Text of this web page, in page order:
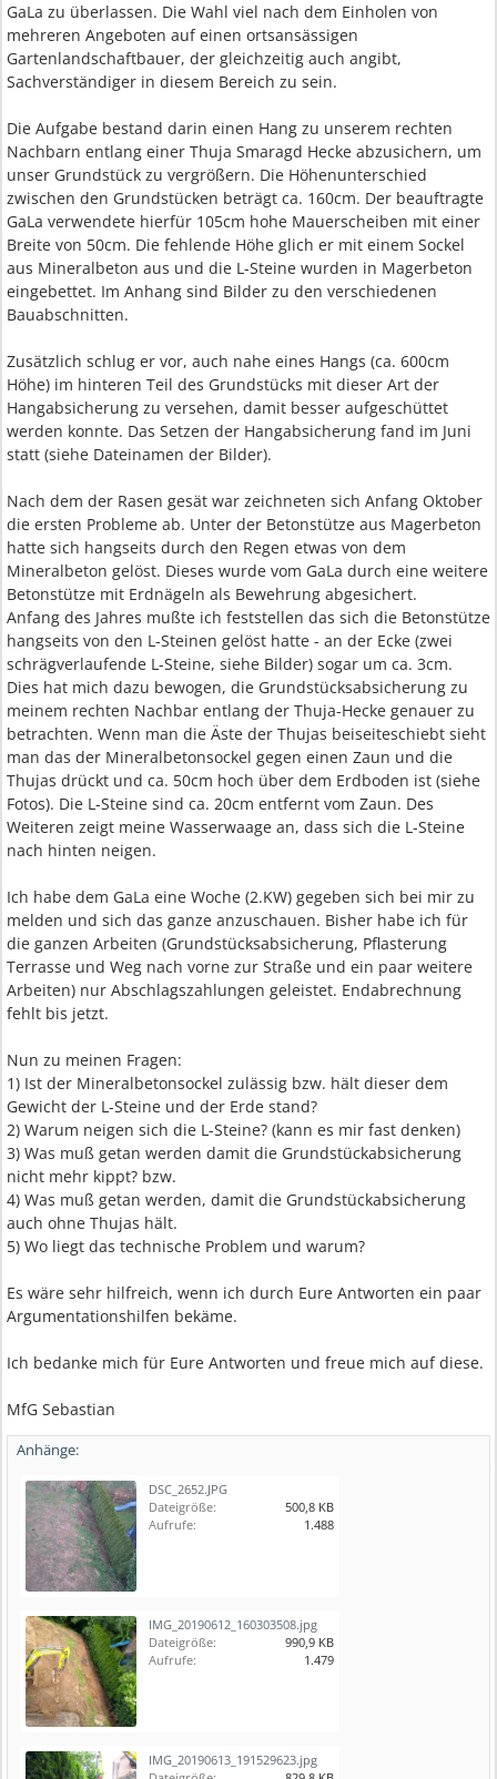
GaLa zu überlassen. Die Wahl viel nach dem Einholen von
mehreren Angeboten auf einen ortsansässigen
Gartenlandschaftbauer, der gleichzeitig auch angibt,
Sachverständiger in diesem Bereich zu sein.
Die Aufgabe bestand darin einen Hang zu unserem rechten
Nachbarn entlang einer Thuja Smaragd Hecke abzusichern, um
unser Grundstück zu vergrößern. Die Höhenunterschied
zwischen den Grundstücken beträgt ca. 160cm. Der beauftragte
GaLa verwendete hierfür 105cm hohe Mauerscheiben mit einer
Breite von 50cm. Die fehlende Höhe glich er mit einem Sockel
aus Mineralbeton aus und die L-Steine wurden in Magerbeton
eingebettet. Im Anhang sind Bilder zu den verschiedenen
Bauabschnitten.
Zusätzlich schlug er vor, auch nahe eines Hangs (ca. 600cm
Höhe) im hinteren Teil des Grundstücks mit dieser Art der
Hangabsicherung zu versehen, damit besser aufgeschüttet
werden konnte. Das Setzen der Hangabsicherung fand im Juni
statt (siehe Dateinamen der Bilder).
Nach dem der Rasen gesät war zeichneten sich Anfang Oktober
die ersten Probleme ab. Unter der Betonstütze aus Magerbeton
hatte sich hangseits durch den Regen etwas von dem
Mineralbeton gelöst. Dieses wurde vom GaLa durch eine weitere
Betonstütze mit Erdnägeln als Bewehrung abgesichert.
Anfang des Jahres mußte ich feststellen das sich die Betonstütze
hangseits von den L-Steinen gelöst hatte - an der Ecke (zwei
schrägverlaufende L-Steine, siehe Bilder) sogar um ca. 3cm.
Dies hat mich dazu bewogen, die Grundstücksabsicherung zu
meinem rechten Nachbar entlang der Thuja-Hecke genauer zu
betrachten. Wenn man die Äste der Thujas beiseiteschiebt sieht
man das der Mineralbetonsockel gegen einen Zaun und die
Thujas drückt und ca. 50cm hoch über dem Erdboden ist (siehe
Fotos). Die L-Steine sind ca. 20cm entfernt vom Zaun. Des
Weiteren zeigt meine Wasserwaage an, dass sich die L-Steine
nach hinten neigen.
Ich habe dem GaLa eine Woche (2.KW) gegeben sich bei mir zu
melden und sich das ganze anzuschauen. Bisher habe ich für
die ganzen Arbeiten (Grundstücksabsicherung, Pflasterung
Terrasse und Weg nach vorne zur Straße und ein paar weitere
Arbeiten) nur Abschlagszahlungen geleistet. Endabrechnung
fehlt bis jetzt.
Nun zu meinen Fragen:
1) Ist der Mineralbetonsockel zulässig bzw. hält dieser dem
Gewicht der L-Steine und der Erde stand?
2) Warum neigen sich die L-Steine? (kann es mir fast denken)
3) Was muß getan werden damit die Grundstückabsicherung
nicht mehr kippt? bzw.
4) Was muß getan werden, damit die Grundstückabsicherung
auch ohne Thujas hält.
5) Wo liegt das technische Problem und warum?
Es wäre sehr hilfreich, wenn ich durch Eure Antworten ein paar
Argumentationshilfen bekäme.
Ich bedanke mich für Eure Antworten und freue mich auf diese.
MfG Sebastian
Anhänge:
DSC_2652.JPG
Dateigröße:
500,8 KB
Aufrufe:
1.488
IMG_20190612_160303508.jpg
Dateigröße:
990,9 KB
Aufrufe:
1.479
IMG_20190613_191529623.jpg